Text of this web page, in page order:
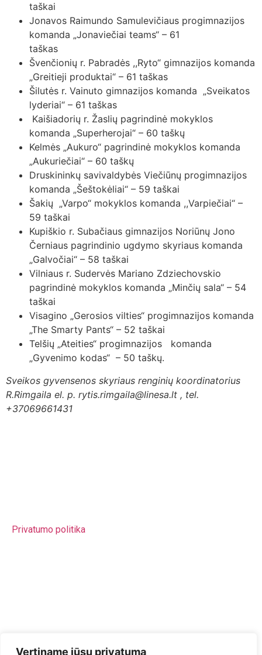
Vertiname jūsų privatumą
taškai
Jonavos Raimundo Samulevičiaus progimnazijos
komanda „Jonaviečiai teams“ – 61
taškas
Švenčionių r. Pabradės ,,Ryto“ gimnazijos komanda
„Greitieji produktai“ – 61 taškas
Šilutės r. Vainuto gimnazijos komanda „Sveikatos
lyderiai“ – 61 taškas
Kaišiadorių r. Žaslių pagrindinė mokyklos
komanda „Superherojai“ – 60 taškų
Kelmės „Aukuro“ pagrindinė mokyklos komanda
„Aukuriečiai“ – 60 taškų
Druskininkų savivaldybės Viečiūnų progimnazijos
komanda „Šeštokėliai“ – 59 taškai
Šakių „Varpo“ mokyklos komanda ,,Varpiečiai“ –
59 taškai
Kupiškio r. Subačiaus gimnazijos Noriūnų Jono
Černiaus pagrindinio ugdymo skyriaus komanda
„Galvočiai“ – 58 taškai
Vilniaus r. Sudervės Mariano Zdziechovskio
pagrindinė mokyklos komanda „Minčių sala“ – 54
taškai
Visagino „Gerosios vilties“ progimnazijos komanda
„The Smarty Pants“ – 52 taškai
Telšių „Ateities“ progimnazijos komanda
„Gyvenimo kodas“ – 50 taškų.
Sveikos gyvensenos skyriaus renginių koordinatorius
R.Rimgaila el. p. rytis.rimgaila@linesa.lt , tel.
+37069661431
Privatumo politika